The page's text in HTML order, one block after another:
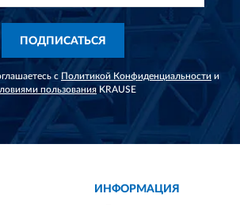
ПОДПИСАТЬСЯ
с Политикой Конфиденциальности и
пользованияKRAUSE
ИНФОРМАЦИЯ